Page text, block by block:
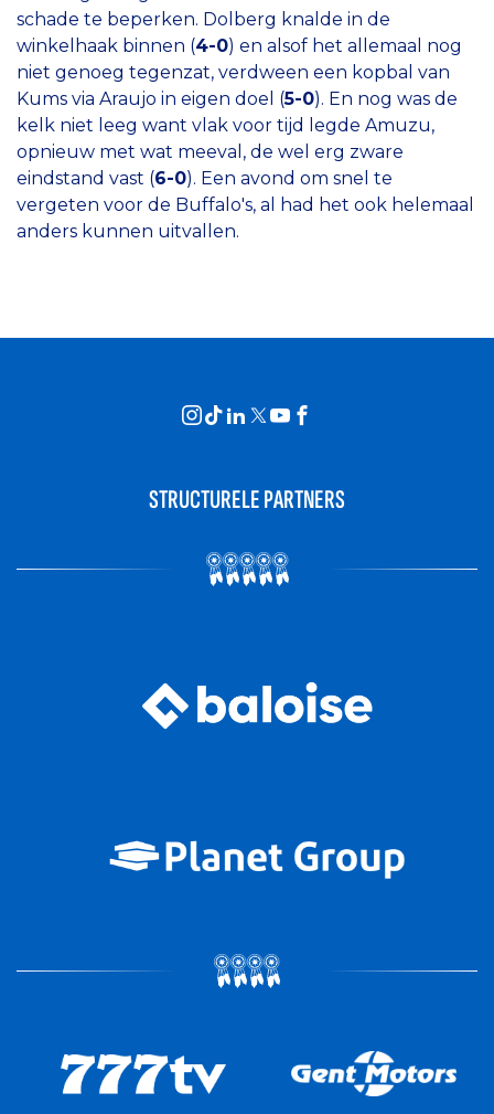
schade te beperken. Dolberg knalde in de
winkelhaak binnen (4-0) en alsof het allemaal nog
niet genoeg tegenzat, verdween een kopbal van
Kums via Araujo in eigen doel (5-0). En nog was de
kelk niet leeg want vlak voor tijd legde Amuzu,
opnieuw met wat meeval, de wel erg zware
eindstand vast (6-0). Een avond om snel te
vergeten voor de Buffalo's, al had het ook helemaal
anders kunnen uitvallen.
STRUCTURELE PARTNERS